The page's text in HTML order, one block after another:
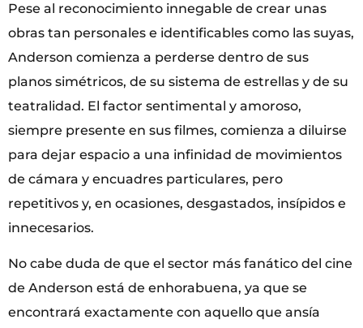
Pese al reconocimiento innegable de crear unas
obras tan personales e identificables como las suyas,
Anderson comienza a perderse dentro de sus
planos simétricos, de su sistema de estrellas y de su
teatralidad. El factor sentimental y amoroso,
siempre presente en sus filmes, comienza a diluirse
para dejar espacio a una infinidad de movimientos
de cámara y encuadres particulares, pero
repetitivos y, en ocasiones, desgastados, insípidos e
innecesarios.
No cabe duda de que el sector más fanático del cine
de Anderson está de enhorabuena, ya que se
encontrará exactamente con aquello que ansía